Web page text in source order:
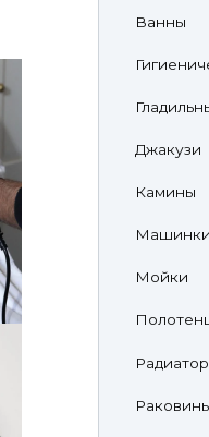
Ванны
Джакузи
Камины
Машинки
Мойки